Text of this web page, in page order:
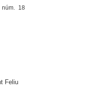
núm. 18
Feliu